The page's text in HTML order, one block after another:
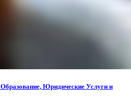
Юридические Услуги и